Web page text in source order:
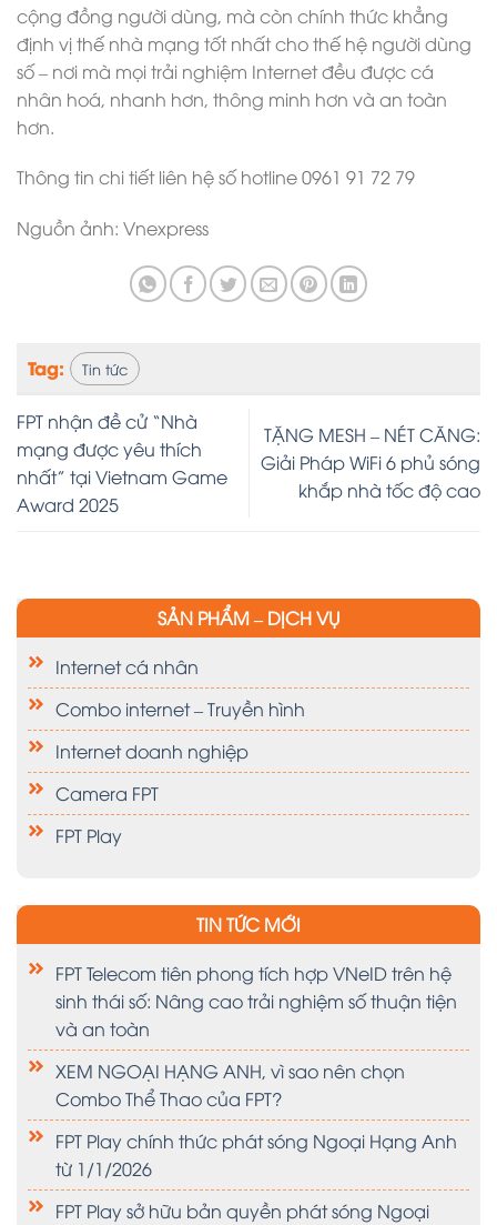
SẢN PHẨM – DỊCH VỤ
Internet cá nhân
Combo internet – Truyền hình
Internet doanh nghiệp
Camera FPT
FPT Play
TIN TỨC MỚI
FPT Telecom tiên phong tích hợp VNeID trên hệ
sinh thái số: Nâng cao trải nghiệm số thuận tiện
và an toàn
XEM NGOẠI HẠNG ANH, vì sao nên chọn
Combo Thể Thao của FPT?
FPT Play chính thức phát sóng Ngoại Hạng Anh
từ 1/1/2026
FPT Play sở hữu bản quyền phát sóng Ngoại
cộng đồng người dùng, mà còn chính thức khẳng
định vị thế nhà mạng tốt nhất cho thế hệ người dùng
số – nơi mà mọi trải nghiệm Internet đều được cá
nhân hoá, nhanh hơn, thông minh hơn và an toàn
hơn.
Thông tin chi tiết liên hệ số hotline 0961 91 72 79
Nguồn ảnh: Vnexpress
Tag: Tin tức
FPT nhận đề cử “Nhà
mạng được yêu thích
nhất” tại Vietnam Game
Award 2025
TẶNG MESH – NÉT CĂNG:
Giải Pháp WiFi 6 phủ sóng
khắp nhà tốc độ cao